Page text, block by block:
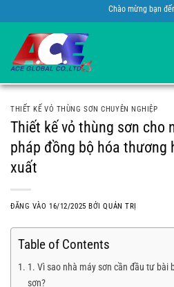
qua
dung
Chào mừng bạn đến với Vỏ Global
THIẾT KẾ VỎ THÙNG SƠN CHUYÊN NGHIỆP
Thiết kế vỏ thùng sơn cho
pháp đồng bộ hóa thương
xuất
ĐĂNG VÀO16/12/2025 BỞIQUẢN TRỊ
Table of Contents
1. Vì sao nhà máy sơn cần đầu tư bài
sơn?